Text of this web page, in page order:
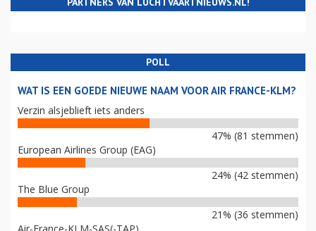
POLL
WAT IS EEN GOEDE NIEUWE NAAM VOOR AIR FRANCE-KLM?
Verzin alsjeblieft iets anders
47% (81 stemmen)
European Airlines Group (EAG)
24% (42 stemmen)
The Blue Group
21% (36 stemmen)